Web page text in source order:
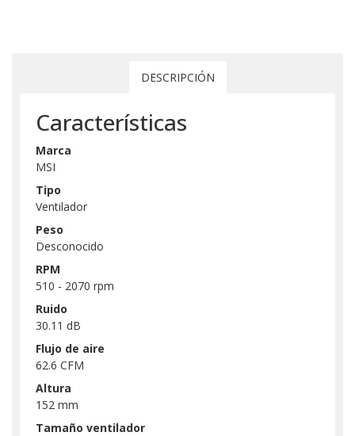
DESCRIPCIÓN
Características
Marca
MSI
Tipo
Ventilador
Peso
Desconocido
RPM
510 - 2070 rpm
Ruido
30.11 dB
Flujo de aire
62.6 CFM
Altura
152 mm
Tamaño ventilador